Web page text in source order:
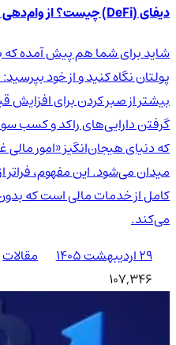
دیفای (DeFi) چیست؟ از وام‌دهی تا کسب درآمد
شاید برای شما هم پیش آمده که
پولتان نگاه کنید و از خود
بیشتر از صبر کردن برای افزایش
گرفتن دارایی‌های راکد و کسب
میدان می‌شود. این مفهوم،
کامل از خدمات مالی است که بدون
می‌کند.
۲۹ اردیبهشت ۱۴۰۵
مقالات
107,346